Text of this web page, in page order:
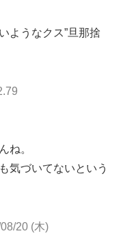
ようなクス”旦那捨
ね。
気づいてないという
20 (木)